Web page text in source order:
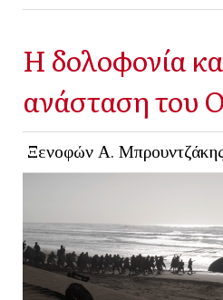
Η δολοφονία
ανάσταση του
Ξενοφών Α.